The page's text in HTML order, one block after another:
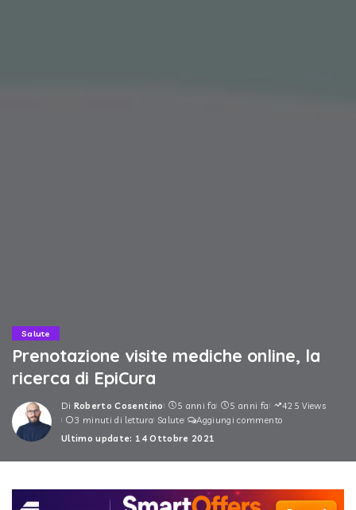
Salute
Prenotazione visite mediche online, la
ricerca di EpiCura
Posted
by
Di Roberto Cosentino 5 anni fa 5 anni fa
425 Views
3 minuti di lettura Salute
Aggiungi commento
Ultimo update: 14 Ottobre 2021